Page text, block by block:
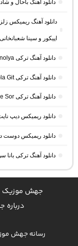
دانلود آهنگ باحال و
اپیکور و سینا
دانلود آهنگ ترکی Ah Be Manolya از بوراک بولوت
دانلود آهنگ ترکی Topla Git از کورتولوش کوش
دانلود آهنگ ترکی Kalbine Sor از Bahadır Macit و Tunahan Sakar
دانلود ریمیکس دیپ نایت 2 از احسان رمزی (ریمیکس طولانی
دانلود ریمیکس دوست
دانلود آهنگ ترکی
جهش موزیک
رسانه جهش